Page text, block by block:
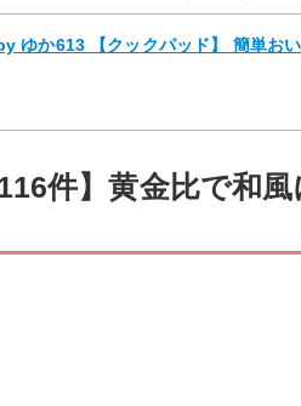
ゆか613 【クックパッド】 簡単お
件】黄金比で和